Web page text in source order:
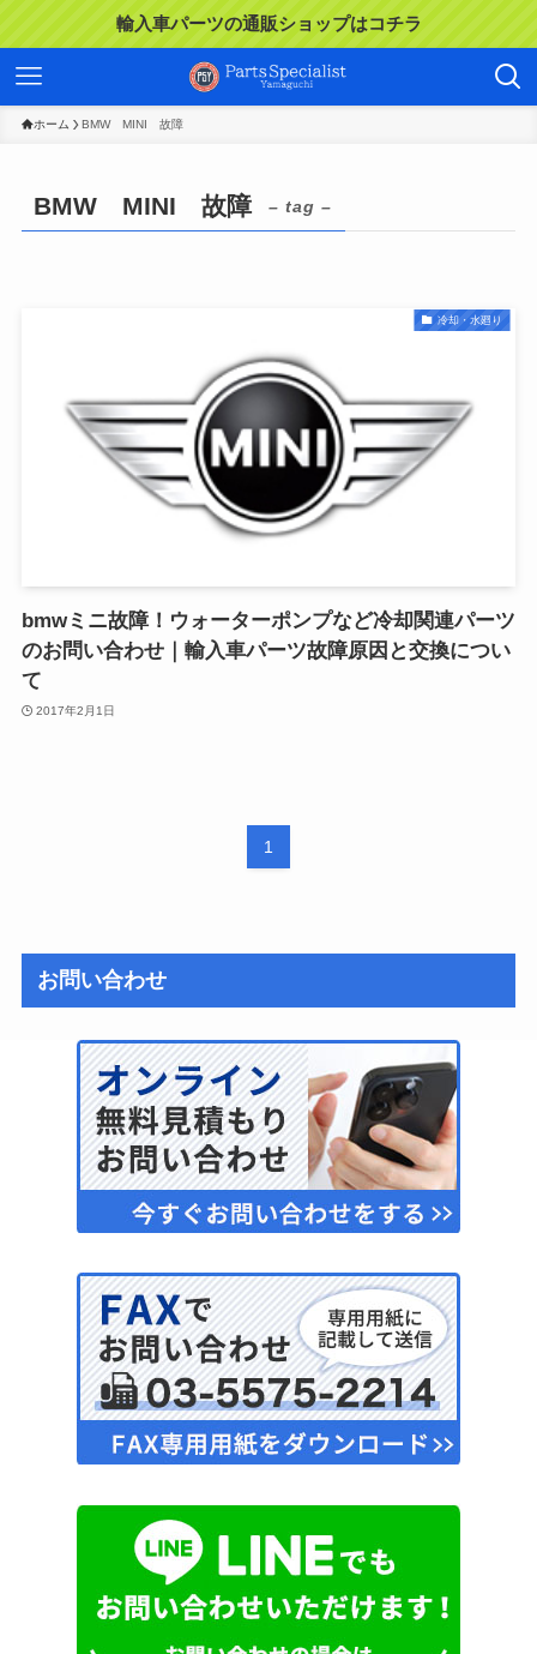
輸入車パーツの通販ショップはコチラ
ホーム BMW MINI 故障
BMW MINI 故障 – tag –
冷却・水廻り
bmwミニ故障！ウォーターポンプなど冷却関連パーツ
のお問い合わせ｜輸入車パーツ故障原因と交換につい
て
2017年2月1日
1
お問い合わせ